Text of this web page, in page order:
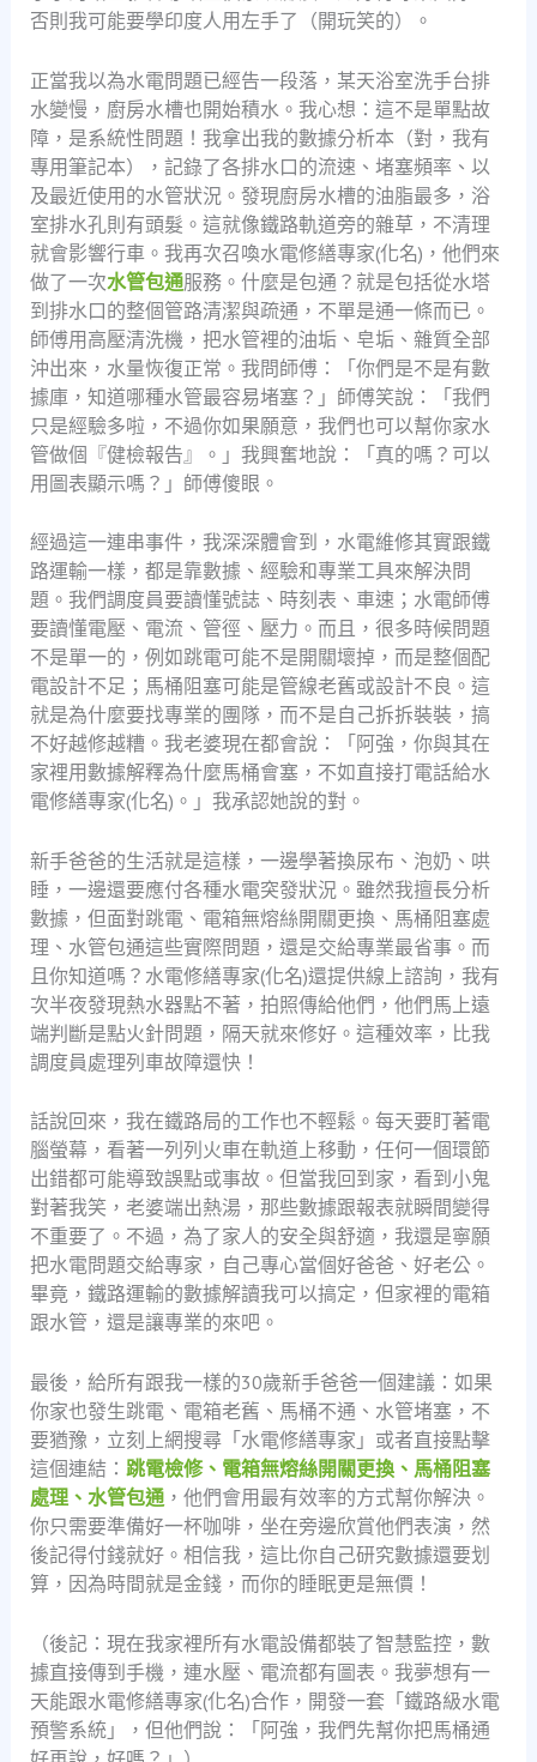
否則我可能要學印度人用左手了（開玩笑的）。
正當我以為水電問題已經告一段落，某天浴室洗手台排
水變慢，廚房水槽也開始積水。我心想：這不是單點故
障，是系統性問題！我拿出我的數據分析本（對，我有
專用筆記本），記錄了各排水口的流速、堵塞頻率、以
及最近使用的水管狀況。發現廚房水槽的油脂最多，浴
室排水孔則有頭髮。這就像鐵路軌道旁的雜草，不清理
就會影響行車。我再次召喚水電修繕專家(化名)，他們來
做了一次水管包通服務。什麼是包通？就是包括從水塔
到排水口的整個管路清潔與疏通，不單是通一條而已。
師傅用高壓清洗機，把水管裡的油垢、皂垢、雜質全部
沖出來，水量恢復正常。我問師傅：「你們是不是有數
據庫，知道哪種水管最容易堵塞？」師傅笑說：「我們
只是經驗多啦，不過你如果願意，我們也可以幫你家水
管做個『健檢報告』。」我興奮地說：「真的嗎？可以
用圖表顯示嗎？」師傅傻眼。
經過這一連串事件，我深深體會到，水電維修其實跟鐵
路運輸一樣，都是靠數據、經驗和專業工具來解決問
題。我們調度員要讀懂號誌、時刻表、車速；水電師傅
要讀懂電壓、電流、管徑、壓力。而且，很多時候問題
不是單一的，例如跳電可能不是開關壞掉，而是整個配
電設計不足；馬桶阻塞可能是管線老舊或設計不良。這
就是為什麼要找專業的團隊，而不是自己拆拆裝裝，搞
不好越修越糟。我老婆現在都會說：「阿強，你與其在
家裡用數據解釋為什麼馬桶會塞，不如直接打電話給水
電修繕專家(化名)。」我承認她說的對。
新手爸爸的生活就是這樣，一邊學著換尿布、泡奶、哄
睡，一邊還要應付各種水電突發狀況。雖然我擅長分析
數據，但面對跳電、電箱無熔絲開關更換、馬桶阻塞處
理、水管包通這些實際問題，還是交給專業最省事。而
且你知道嗎？水電修繕專家(化名)還提供線上諮詢，我有
次半夜發現熱水器點不著，拍照傳給他們，他們馬上遠
端判斷是點火針問題，隔天就來修好。這種效率，比我
調度員處理列車故障還快！
話說回來，我在鐵路局的工作也不輕鬆。每天要盯著電
腦螢幕，看著一列列火車在軌道上移動，任何一個環節
出錯都可能導致誤點或事故。但當我回到家，看到小鬼
對著我笑，老婆端出熱湯，那些數據跟報表就瞬間變得
不重要了。不過，為了家人的安全與舒適，我還是寧願
把水電問題交給專家，自己專心當個好爸爸、好老公。
畢竟，鐵路運輸的數據解讀我可以搞定，但家裡的電箱
跟水管，還是讓專業的來吧。
最後，給所有跟我一樣的30歲新手爸爸一個建議：如果
你家也發生跳電、電箱老舊、馬桶不通、水管堵塞，不
要猶豫，立刻上網搜尋「水電修繕專家」或者直接點擊
這個連結： 跳電檢修、電箱無熔絲開關更換、馬桶阻塞
處理、水管包通，他們會用最有效率的方式幫你解決。
你只需要準備好一杯咖啡，坐在旁邊欣賞他們表演，然
後記得付錢就好。相信我，這比你自己研究數據還要划
算，因為時間就是金錢，而你的睡眠更是無價！
（後記：現在我家裡所有水電設備都裝了智慧監控，數
據直接傳到手機，連水壓、電流都有圖表。我夢想有一
天能跟水電修繕專家(化名)合作，開發一套「鐵路級水電
預警系統」，但他們說：「阿強，我們先幫你把馬桶通